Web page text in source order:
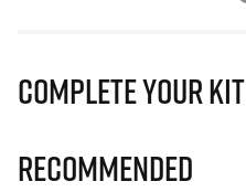
Complete Your Kit
Recommended